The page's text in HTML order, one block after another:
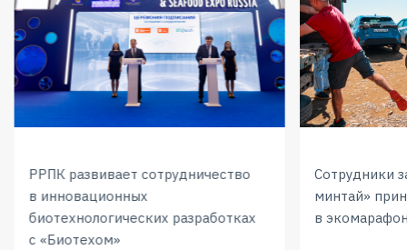
РРПК развивает сотрудничество
в инновационных
биотехнологических разработках
с «Биотехом»
Сотрудники
минтай»
в